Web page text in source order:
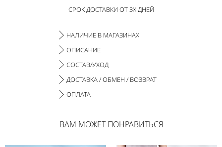
СРОК ДОСТАВКИ ОТ 3Х ДНЕЙ
НАЛИЧИЕ В МАГАЗИНАХ
ОПИСАНИЕ
СОСТАВ/УХОД
ДОСТАВКА / ОБМЕН / ВОЗВРАТ
ОПЛАТА
ВАМ МОЖЕТ ПОНРАВИТЬСЯ